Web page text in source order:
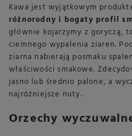
Kawa jest wyjątkowym
różnorodny i bogaty profil
głównie kojarzymy z goryczą,
ciemnego wypalenia ziaren.
ziarna nabierają posmaku
właściwości smakowe.
jasno lub średnio palone, a
najróżniejsze nuty.
Orzechy